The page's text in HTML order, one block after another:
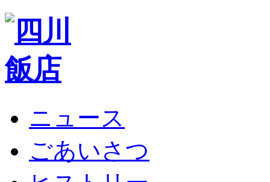
ニュース
ごあいさつ